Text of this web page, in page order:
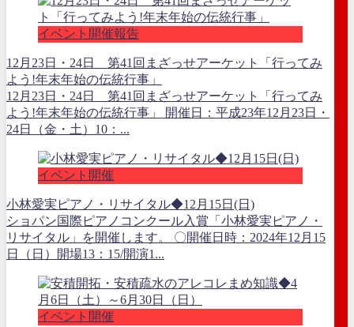
イベント開催報告
12月23日・24日 第41回まざっせアーケット「行ってみ
よう!年末年始の伝統行事」
12月23日・24日 第41回まざっせアーケット「行ってみ
よう!年末年始の伝統行事」 開催日：平成23年12月23日・
24日（金・土）10：...
イベント開催
小林愛実ピアノ・リサイタル◆12月15日(日)
ショパン国際ピアノコンクール入賞「小林愛実ピアノ・
リサイタル」を開催します。 〇開催日時：2024年12月15
日（日）開場13：15/開演1...
イベント開催